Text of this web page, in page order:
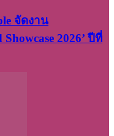
จัดงาน
2026’ ปีที่